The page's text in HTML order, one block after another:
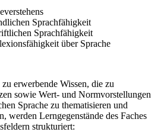
Sprachfähigkeit
Sprachfähigkeit
über Sprache
erwerbende Wissen, die zu
sowie Wert- und Normvorstellungen
Sprache zu thematisieren und
werden Lerngegenstände des Faches
strukturiert: